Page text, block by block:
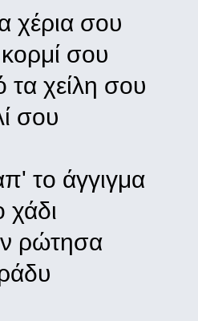
χέρια σου
σου
χείλη σου
σου
το άγγιγμα
χάδι
ρώτησα